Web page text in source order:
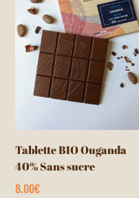
Tablette BIO Ouganda
40% Sans sucre
8.00€